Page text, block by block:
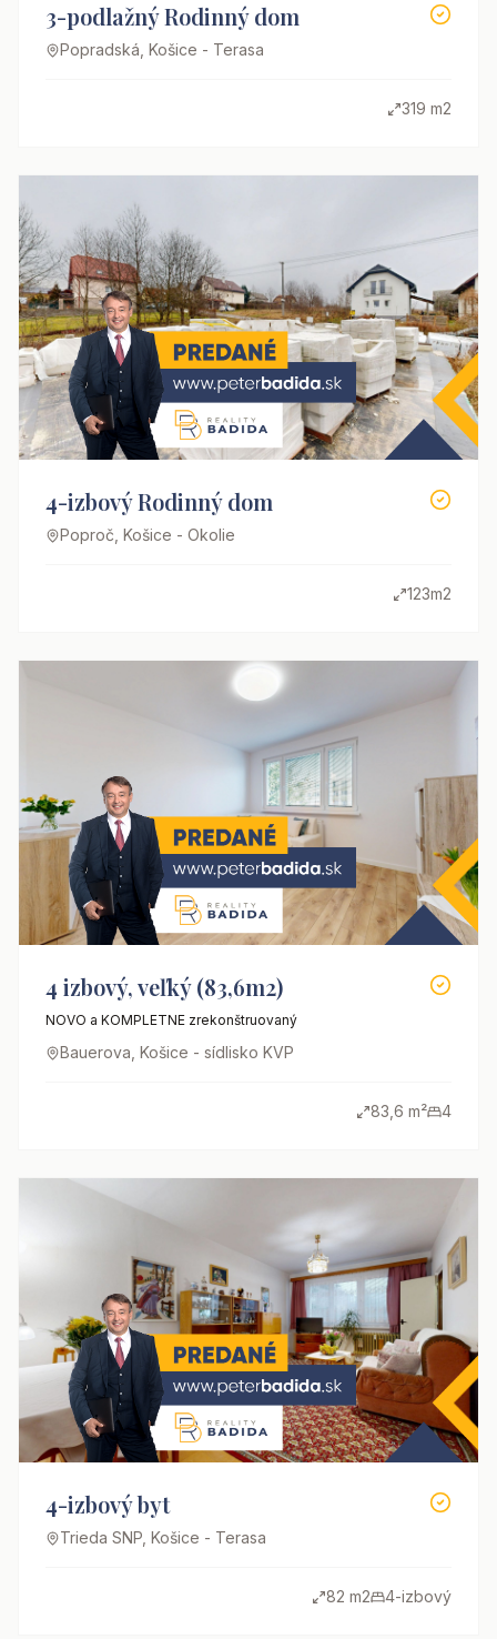
3-podlažný Rodinný dom
Popradská, Košice - Terasa
319 m2
4-izbový Rodinný dom
Poproč, Košice - Okolie
123m2
4 izbový, veľký (83,6m2)
NOVO a KOMPLETNE zrekonštruovaný
Bauerova, Košice - sídlisko KVP
83,6 m² 4
4-izbový byt
Trieda SNP, Košice - Terasa
82 m2 4-izbový